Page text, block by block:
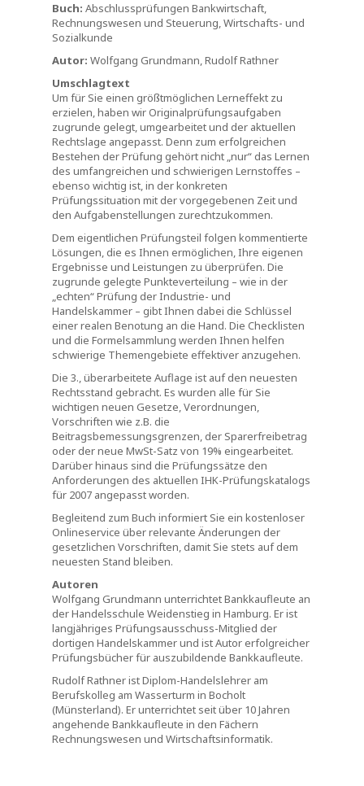
Buch: Abschlussprüfungen Bankwirtschaft,
Rechnungswesen und Steuerung, Wirtschafts- und
Sozialkunde
Autor: Wolfgang Grundmann, Rudolf Rathner
Umschlagtext
Um für Sie einen größtmöglichen Lerneffekt zu
erzielen, haben wir Originalprüfungsaufgaben
zugrunde gelegt, umgearbeitet und der aktuellen
Rechtslage angepasst. Denn zum erfolgreichen
Bestehen der Prüfung gehört nicht „nur“ das Lernen
des umfangreichen und schwierigen Lernstoffes –
ebenso wichtig ist, in der konkreten
Prüfungssituation mit der vorgegebenen Zeit und
den Aufgabenstellungen zurechtzukommen.
Dem eigentlichen Prüfungsteil folgen kommentierte
Lösungen, die es Ihnen ermöglichen, Ihre eigenen
Ergebnisse und Leistungen zu überprüfen. Die
zugrunde gelegte Punkteverteilung – wie in der
„echten“ Prüfung der Industrie- und
Handelskammer – gibt Ihnen dabei die Schlüssel
einer realen Benotung an die Hand. Die Checklisten
und die Formelsammlung werden Ihnen helfen
schwierige Themengebiete effektiver anzugehen.
Die 3., überarbeitete Auflage ist auf den neuesten
Rechtsstand gebracht. Es wurden alle für Sie
wichtigen neuen Gesetze, Verordnungen,
Vorschriften wie z.B. die
Beitragsbemessungsgrenzen, der Sparerfreibetrag
oder der neue MwSt-Satz von 19% eingearbeitet.
Darüber hinaus sind die Prüfungssätze den
Anforderungen des aktuellen IHK-Prüfungskatalogs
für 2007 angepasst worden.
Begleitend zum Buch informiert Sie ein kostenloser
Onlineservice über relevante Änderungen der
gesetzlichen Vorschriften, damit Sie stets auf dem
neuesten Stand bleiben.
Autoren
Wolfgang Grundmann unterrichtet Bankkaufleute an
der Handelsschule Weidenstieg in Hamburg. Er ist
langjähriges Prüfungsausschuss-Mitglied der
dortigen Handelskammer und ist Autor erfolgreicher
Prüfungsbücher für auszubildende Bankkaufleute.
Rudolf Rathner ist Diplom-Handelslehrer am
Berufskolleg am Wasserturm in Bocholt
(Münsterland). Er unterrichtet seit über 10 Jahren
angehende Bankkaufleute in den Fächern
Rechnungswesen und Wirtschaftsinformatik.